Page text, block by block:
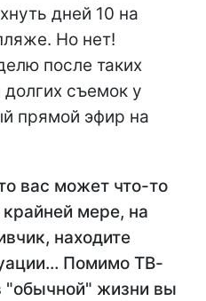
дней 10 на
Но нет!
после таких
съемок у
прямой эфир на
вас может что-то
мере, на
находите
Помимо ТВ-
"обычной" жизни вы